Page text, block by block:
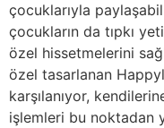
çocuklarıyla
çocukların da tıpkı
özel hissetmelerini
özel tasarlanan
karşılanıyor,
işlemleri bu noktadan